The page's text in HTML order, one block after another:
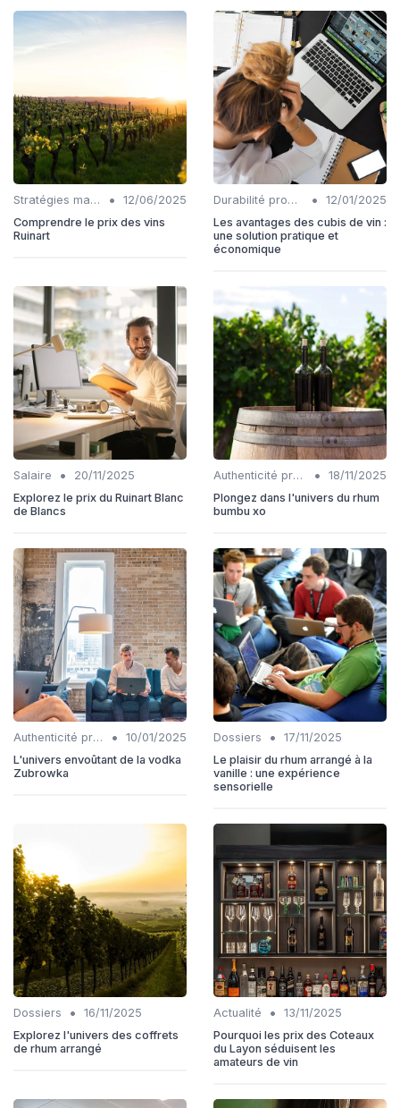
Stratégies marketing •
12/06/2025
Comprendre le prix des vins
Ruinart
Durabilité production •
12/01/2025
Les avantages des cubis de vin :
une solution pratique et
économique
Salaire •
20/11/2025
Explorez le prix du Ruinart Blanc
de Blancs
Authenticité produits •
18/11/2025
Plongez dans l'univers du rhum
bumbu xo
Authenticité produits •
10/01/2025
L'univers envoûtant de la vodka
Zubrowka
Dossiers •
17/11/2025
Le plaisir du rhum arrangé à la
vanille : une expérience
sensorielle
Dossiers •
16/11/2025
Explorez l'univers des coffrets
de rhum arrangé
Actualité •
13/11/2025
Pourquoi les prix des Coteaux
du Layon séduisent les
amateurs de vin